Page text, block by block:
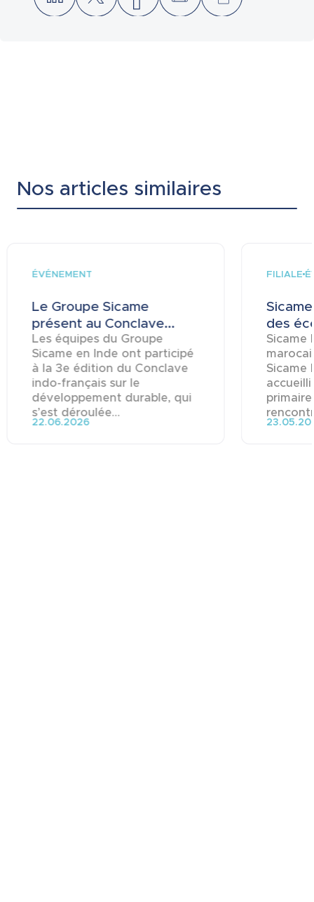
Nos articles similaires
ÉVÉNEMENT
Le Groupe Sicame
présent au Conclave...
Les équipes du Groupe
Sicame en Inde ont participé
à la 3e édition du Conclave
indo-français sur le
développement durable, qui
s’est déroulée...
22.06.2026
FILIALE
des
Sicame
Sicame